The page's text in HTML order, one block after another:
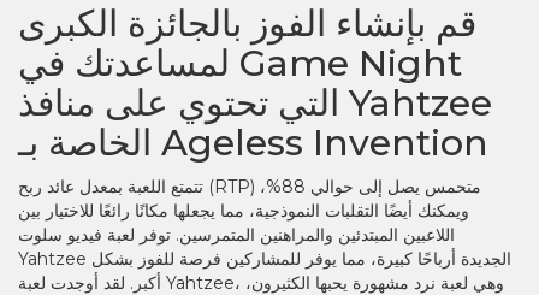
قم بإنشاء الفوز بالجائزة الكبرى
لمساعدتك في Game Night
التي تحتوي على منافذ Yahtzee
الخاصة بـ Ageless Invention
تتمتع اللعبة بمعدل عائد ربح (RTP) متحمس يصل إلى حوالي 88%،
ويمكنك أيضًا التقلبات النموذجية، مما يجعلها مكانًا رائعًا للاختيار بين
اللاعبين المبتدئين والمراهنين المتمرسين. توفر لعبة فيديو سلوت
Yahtzee الجديدة أرباحًا كبيرة، مما يوفر للمشاركين فرصة للفوز بشكل
أكبر. لقد أوجدت لعبة Yahtzee، وهي لعبة نرد مشهورة يحبها الكثيرون،